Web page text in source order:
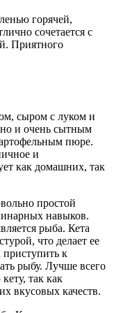
горячей,
сочетается с
Приятного
сыром с луком и
и очень сытным
пюре.
и
как домашних, так
простой
навыков.
рыба. Кета
что делает ее
приступить к
рыбу. Лучше всего
так как
вкусовых качеств.